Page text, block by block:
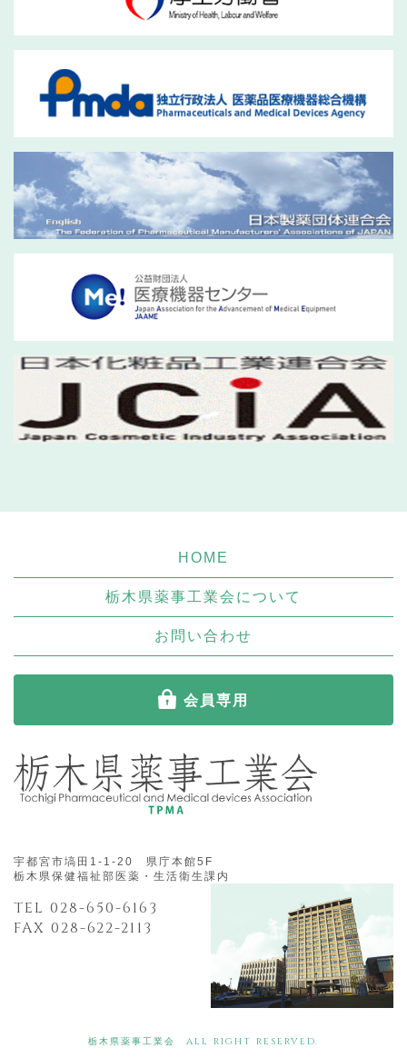
HOME
栃木県薬事工業会について
お問い合わせ
会員専用
宇都宮市塙田1-1-20 県庁本館5F
栃木県保健福祉部医薬・生活衛生課内
TEL 028-650-6163
FAX 028-622-2113
栃木県薬事工業会 ALL RIGHT RESERVED.